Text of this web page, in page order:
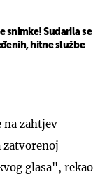
snimke! Sudarila se
hitne službe
na zahtjev
zatvorenoj
glasa", rekao